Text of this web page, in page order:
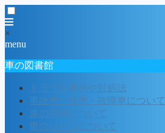
×
menu
車の図書館
トラブル事例や対処法
事故車・廃車・故障車について
車の保険について
車のローンについて